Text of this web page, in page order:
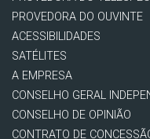
PROVEDORA DO OUVINTE
ACESSIBILIDADES
SATÉLITES
A EMPRESA
CONSELHO GERAL
CONSELHO DE OPINIÃO
CONTRATO DE